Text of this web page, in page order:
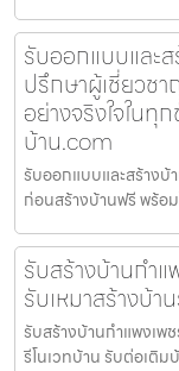
รับออกแบบและส
ปรึกษาผู้เชี่ยวช
อย่างจริงใจในทุ
บ้าน.com
รับออกแบบและสร้างบ้
ก่อนสร้างบ้านฟรี พร้อ
รับสร้างบ้านกำ
รับเหมาสร้างบ้า
รับสร้างบ้านกำแพงเพ
รีโนเวทบ้าน รับต่อเติ